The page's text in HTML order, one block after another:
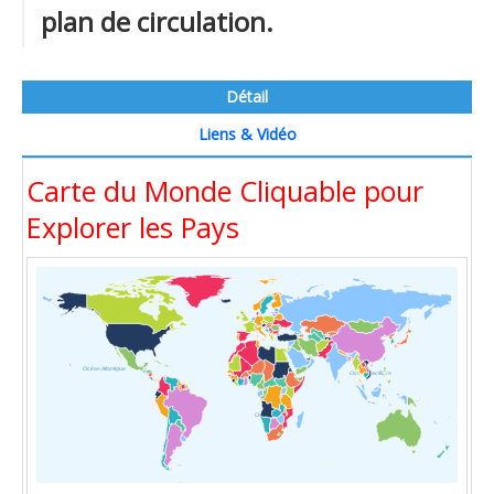
plan de circulation.
Détail
Liens & Vidéo
Carte du Monde Cliquable pour
Explorer les Pays
Océan Atlantique
Océan Pacifique
Océan Indien